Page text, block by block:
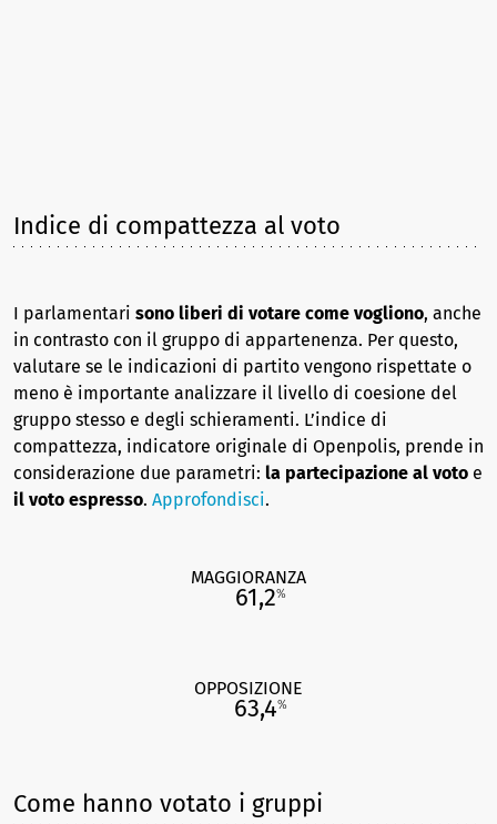
Indice di compattezza al voto
I parlamentari sono liberi di votare come vogliono, anche
in contrasto con il gruppo di appartenenza. Per questo,
valutare se le indicazioni di partito vengono rispettate o
meno è importante analizzare il livello di coesione del
gruppo stesso e degli schieramenti. L’indice di
compattezza, indicatore originale di Openpolis, prende in
considerazione due parametri: la partecipazione al voto e
il voto espresso. Approfondisci.
MAGGIORANZA
61,2%
OPPOSIZIONE
63,4%
Come hanno votato i gruppi